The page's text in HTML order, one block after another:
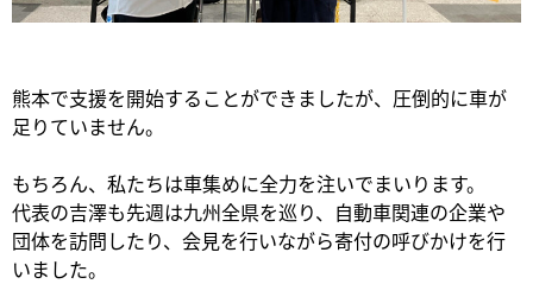
熊本で支援を開始することができましたが、圧倒的に車が
足りていません。
もちろん、私たちは車集めに全力を注いでまいります。
代表の吉澤も先週は九州全県を巡り、自動車関連の企業や
団体を訪問したり、会見を行いながら寄付の呼びかけを行
いました。